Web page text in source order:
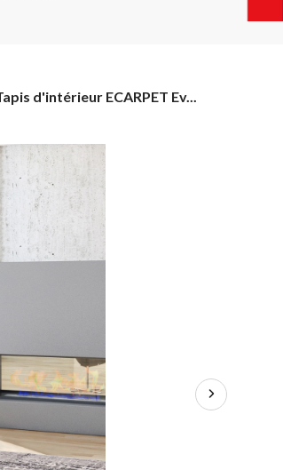
gris,
choix
d'intérieur ECARPET Ev...